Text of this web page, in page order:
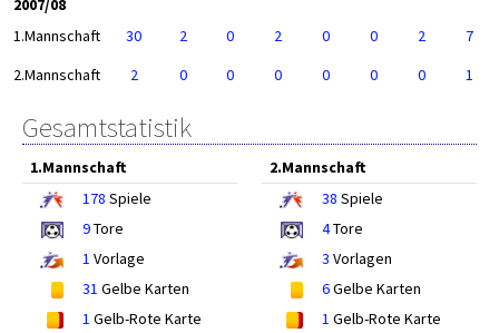
2007/08
1.Mannschaft
30 2 0 2 0 0 2
7
2.Mannschaft
2 0 0 0 0 0 0 1
Gesamtstatistik
1.Mannschaft
178 Spiele
9Tore
1 Vorlage
31 Gelbe Karten
1 Gelb-Rote Karte
2.Mannschaft
38 Spiele
4Tore
3 Vorlagen
6Gelbe Karten
1 Gelb-Rote Karte